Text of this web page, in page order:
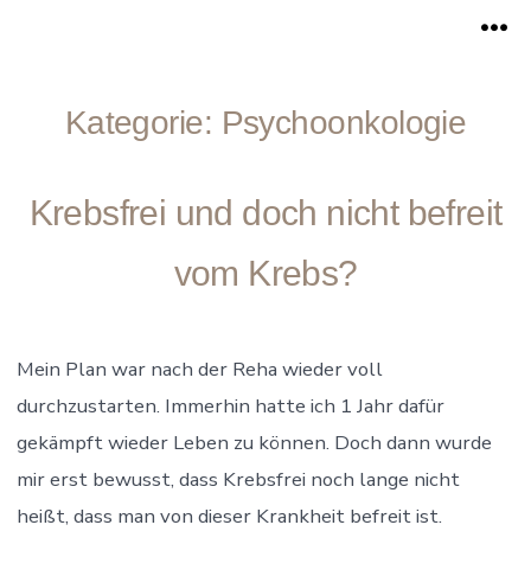
Kategorie: Psychoonkologie
Krebsfrei und doch nicht befreit
vom Krebs?
Mein Plan war nach der Reha wieder voll
durchzustarten. Immerhin hatte ich 1 Jahr dafür
gekämpft wieder Leben zu können. Doch dann wurde
mir erst bewusst, dass Krebsfrei noch lange nicht
heißt, dass man von dieser Krankheit befreit ist.